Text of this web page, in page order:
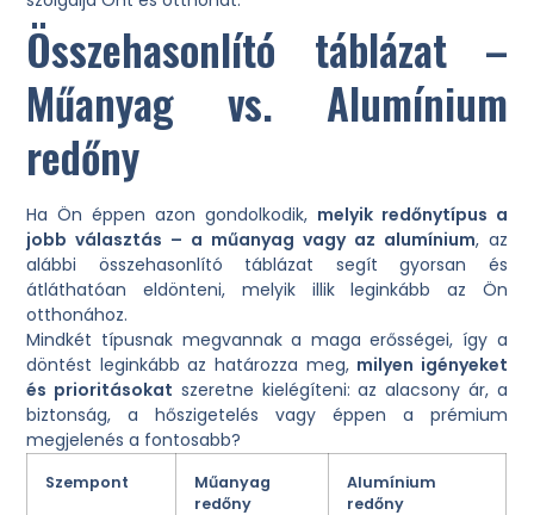
Összehasonlító táblázat –
Műanyag vs. Alumínium
redőny
Ha Ön éppen azon gondolkodik, melyik redőnytípus a
jobb választás – a műanyag vagy az alumínium, az
alábbi összehasonlító táblázat segít gyorsan és
átláthatóan eldönteni, melyik illik leginkább az Ön
otthonához.
Mindkét típusnak megvannak a maga erősségei, így a
döntést leginkább az határozza meg, milyen igényeket
és prioritásokat szeretne kielégíteni: az alacsony ár, a
biztonság, a hőszigetelés vagy éppen a prémium
megjelenés a fontosabb?
Szempont
Műanyag
redőny
Alumínium
redőny